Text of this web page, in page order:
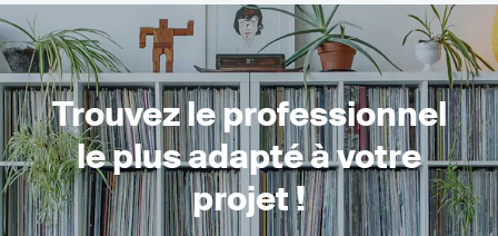
Trouvez le professionnel
le plus adapté à votre
projet !